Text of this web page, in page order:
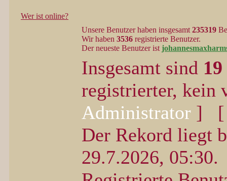
Wer ist online?
Unsere Benutzer haben insgesamt 235319
Wir haben 3536 registrierte Benutzer.
Der neueste Benutzer ist
Insgesamt sind 19
registrierter, kein
Administrator ]
Der Rekord liegt
29.7.2026, 05:30.